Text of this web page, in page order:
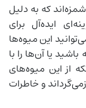
که به دلیل
ایده‌آل برای
این میوه‌ها
یا آن‌ها را با
از این میوه‌های
و خاطرات